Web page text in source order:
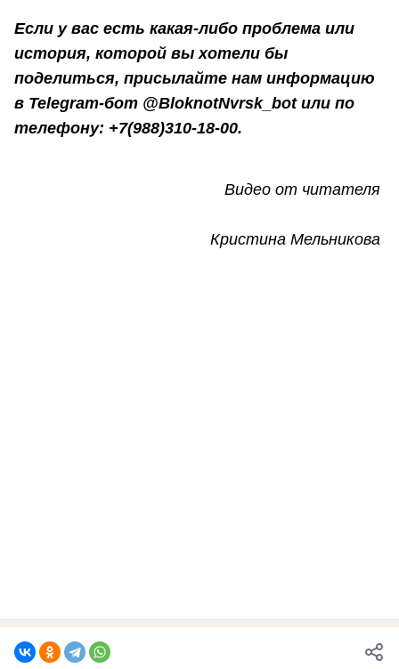
Если у вас есть какая-либо проблема или
история, которой вы хотели бы
поделиться, присылайте нам информацию
в Telegram-бот @BloknotNvrsk_bot или по
телефону: +7(988)310-18-00.
Видео от читателя
Кристина Мельникова